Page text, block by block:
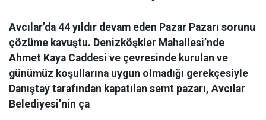
Avcılar’da 44 yıldır devam eden Pazar Pazarı sorunu
çözüme kavuştu. Denizköşkler Mahallesi’nde
Ahmet Kaya Caddesi ve çevresinde kurulan ve
günümüz koşullarına uygun olmadığı gerekçesiyle
Danıştay tarafından kapatılan semt pazarı, Avcılar
Belediyesi’nin ça